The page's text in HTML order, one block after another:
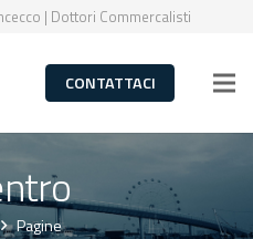
| Dottori Commercalisti
CONTATTACI
Pagine